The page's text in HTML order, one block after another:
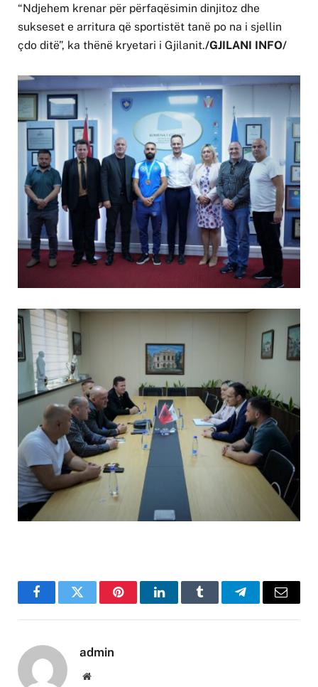
“Ndjehem krenar për përfaqësimin dinjitoz dhe
sukseset e arritura që sportistët tanë po na i sjellin
çdo ditë”, ka thënë kryetari i Gjilanit./GJILANI INFO/
FacebookTwitter PinterestLinkedInTumblr TelegramEmail
admin
Website